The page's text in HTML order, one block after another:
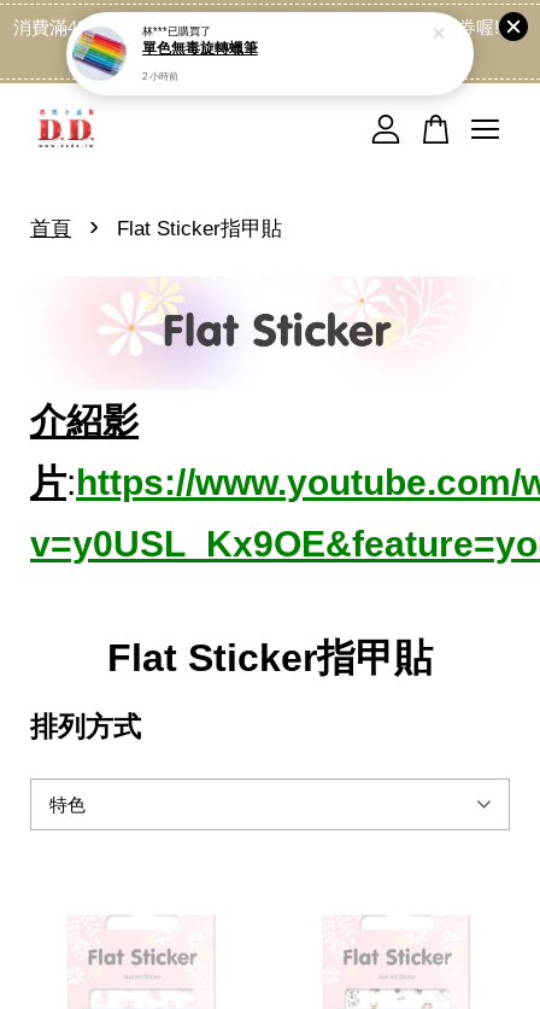
消費滿499免運喔, 記得加LINE:@dede168 領取專屬折扣券喔!
點我
首頁 › Flat Sticker指甲貼
介紹影
片:https://www.youtube.com/
Flat Sticker指甲貼
排列方式
您的購物車目前還是空的。
林***已購買了
單色無毒旋轉蠟筆
2 小時前